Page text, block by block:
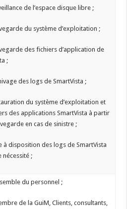
de l’espace disque libre ;
du système d’exploitation ;
des fichiers d’application de
;
des logs de SmartVista ;
du système d’exploitation et
des applications SmartVista à partir
en cas de sinistre ;
disposition des logs de SmartVista
nécessité ;
du personnel ;
de la GuiM, Clients, consultants,